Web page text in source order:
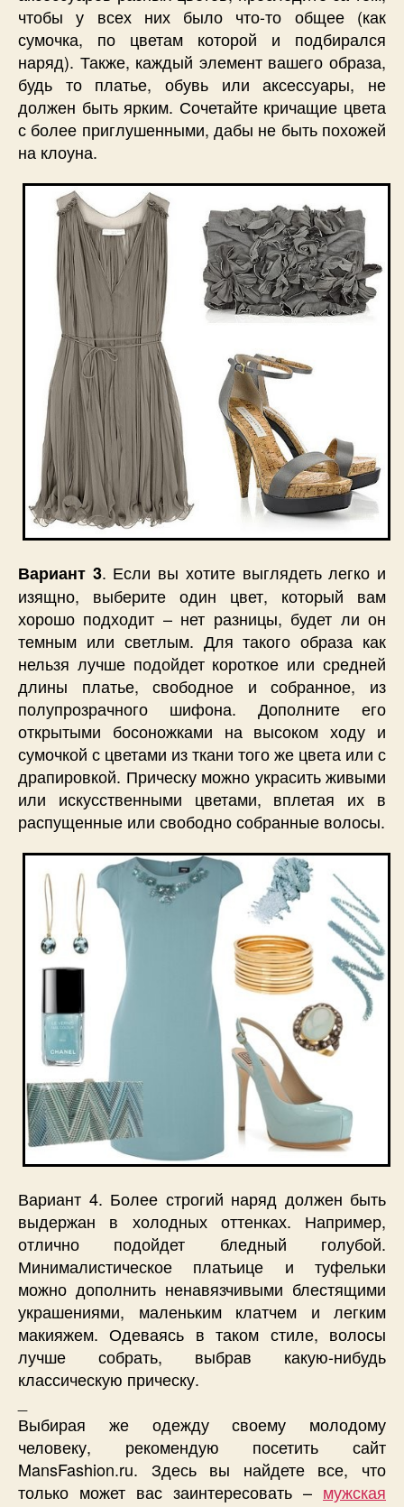
чтобы у всех них было что-то общее (как
сумочка, по цветам которой и подбирался
наряд). Также, каждый элемент вашего образа,
будь то платье, обувь или аксессуары, не
должен быть ярким. Сочетайте кричащие цвета
с более приглушенными, дабы не быть похожей
на клоуна.
Вариант 3. Если вы хотите выглядеть легко и
изящно, выберите один цвет, который вам
хорошо подходит – нет разницы, будет ли он
темным или светлым. Для такого образа как
нельзя лучше подойдет короткое или средней
длины платье, свободное и собранное, из
полупрозрачного шифона. Дополните его
открытыми босоножками на высоком ходу и
сумочкой с цветами из ткани того же цвета или с
драпировкой. Прическу можно украсить живыми
или искусственными цветами, вплетая их в
распущенные или свободно собранные волосы.
Вариант 4. Более строгий наряд должен быть
выдержан в холодных оттенках. Например,
отлично подойдет бледный голубой.
Минималистическое платьице и туфельки
можно дополнить ненавязчивыми блестящими
украшениями, маленьким клатчем и легким
макияжем. Одеваясь в таком стиле, волосы
лучше собрать, выбрав какую-нибудь
классическую прическу.
Выбирая же одежду своему молодому
человеку, рекомендую посетить сайт
MansFashion.ru. Здесь вы найдете все, что
только может вас заинтересовать – мужская